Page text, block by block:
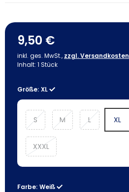
9,50 €
inkl. ges. MwSt., zzgl. Versandkosten
Inhalt: 1 Stück
Größe: XL
S M L XL
XXXL
Farbe: Weiß